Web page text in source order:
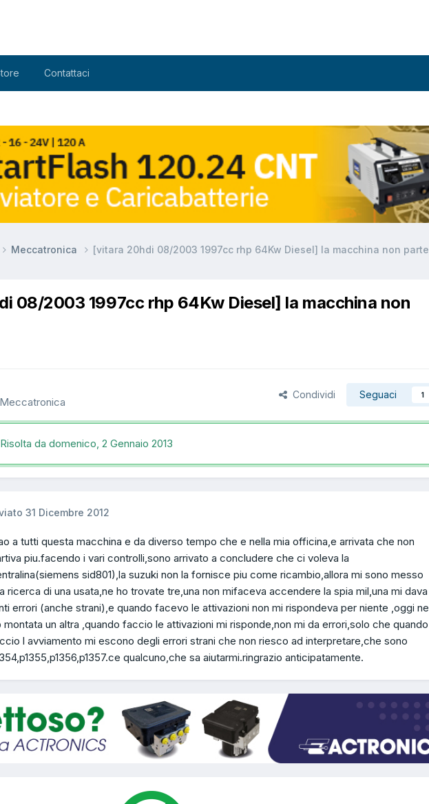
Contattaci
Meccatronica [vitara 20hdi 08/2003 1997cc rhp 64Kw Diesel] la macchina non parte
08/2003 1997cc rhp 64Kw Diesel] la macchina non
Meccatronica
Condividi Seguaci 1
Risolta da domenico, 2 Gennaio 2013
31 Dicembre 2012
a tutti questa macchina e da diverso tempo che e nella mia officina,e arrivata che non
piu.facendo i vari controlli,sono arrivato a concludere che ci voleva la
sid801),la suzuki non la fornisce piu come ricambio,allora mi sono messo
ricerca di una usata,ne ho trovate tre,una non mifaceva accendere la spia mil,una mi dava
errori (anche strani),e quando facevo le attivazioni non mi rispondeva per niente ,oggi ne
montata un altra ,quando faccio le attivazioni mi risponde,non mi da errori,solo che quando
l avviamento mi escono degli errori strani che non riesco ad interpretare,che sono
qualcuno,che sa aiutarmi.ringrazio anticipatamente.